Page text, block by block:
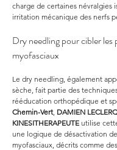
charge de certaines névralgies
irritation mécanique des nerfs
Dry needling pour cibler les
myofasciaux
Le dry needling, également
sèche, fait partie des
rééducation orthopédique et
Chemin-Vert, DAMIEN
KINESITHERAPEUTE utilise
une logique de désactivation
myofasciaux, décrits comme